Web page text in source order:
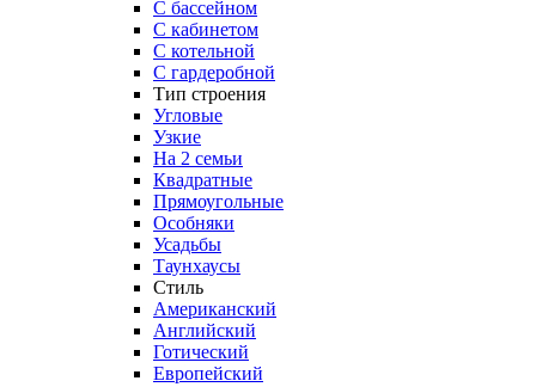
С бассейном
С кабинетом
С котельной
С гардеробной
Тип строения
Угловые
Узкие
На 2 семьи
Квадратные
Прямоугольные
Особняки
Усадьбы
Таунхаусы
Стиль
Американский
Английский
Готический
Европейский